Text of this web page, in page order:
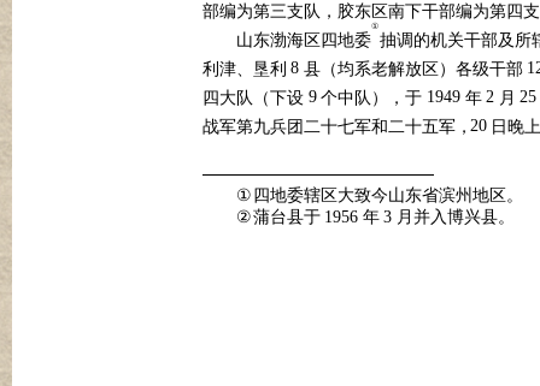
部编为第三支队，胶东区南下干部编为第四
山东渤海区四地委
①
抽调的机关干部及所
利津、垦利 8 县（均系老解放区）各级干部
四大队（下设 9 个中队），于 1949 年 2 月 25
战军第九兵团二十七军和二十五军，20 日晚
① 四地委辖区大致今山东省滨州地区。
②蒲台县于 1956 年 3 月并入博兴县。